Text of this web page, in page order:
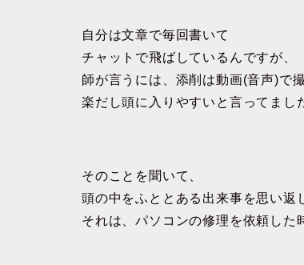
自分は文章で毎回書いて
チャットで飛ばしているんですが、
師が言うには、添削は動画(音声)で
楽だし頭に入りやすいと言ってまし
そのことを聞いて、
頭の中をふととある出来事を思い返
それは、パソコンの修理を依頼した